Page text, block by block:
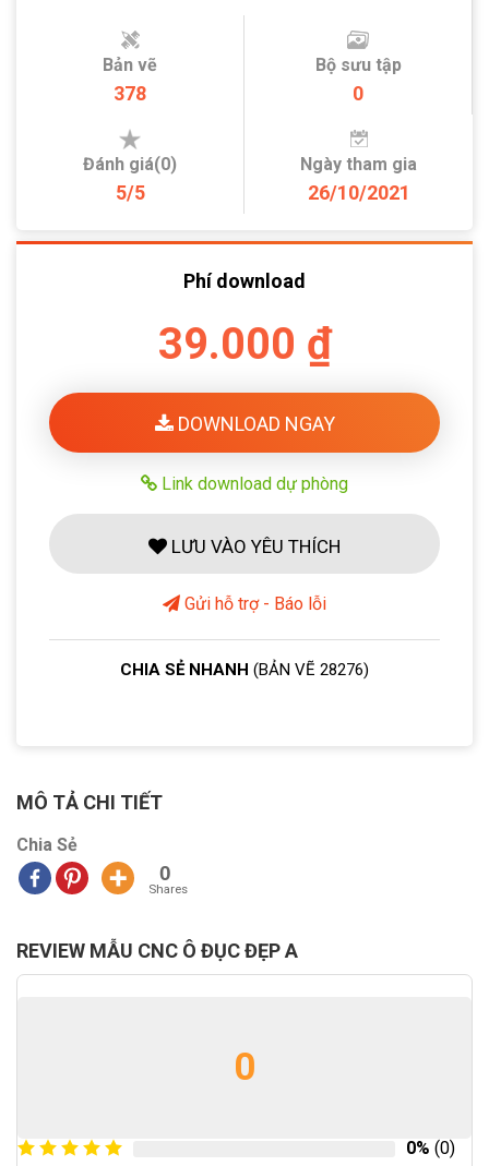
Bản vẽ
378
Bộ sưu tập
0
Đánh giá(0)
5/5
Ngày tham gia
26/10/2021
Phí download
39.000 ₫
DOWNLOAD NGAY
Link download dự phòng
LƯU VÀO YÊU THÍCH
Gửi hỗ trợ - Báo lỗi
CHIA SẺ NHANH (BẢN VẼ 28276)
MÔ TẢ CHI TIẾT
Chia Sẻ
0
Shares
REVIEW MẪU CNC Ô ĐỤC ĐẸP A
0
0% (0)